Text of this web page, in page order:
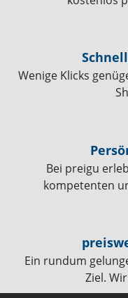
Wenige Klicks
Bei preigu
kompetenten
Ein rundum
Ziel.